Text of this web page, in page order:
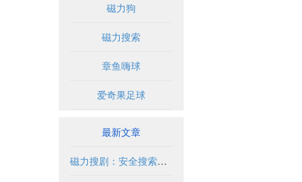
磁力狗
磁力搜索
章鱼嗨球
爱奇果足球
最新文章
磁力搜剧：安全搜索与合法使用指南